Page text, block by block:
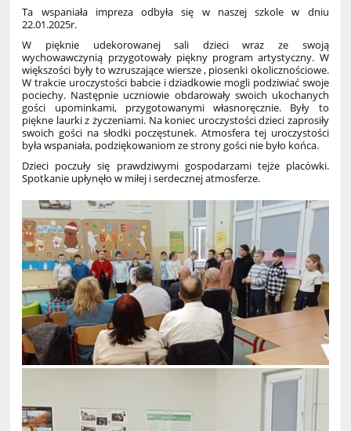
Ta wspaniała impreza odbyła się w naszej szkole w dniu
22.01.2025r.
W pięknie udekorowanej sali dzieci wraz ze swoją
wychowawczynią przygotowały piękny program artystyczny. W
większości były to wzruszające wiersze , piosenki okolicznościowe.
W trakcie uroczystości babcie i dziadkowie mogli podziwiać swoje
pociechy. Następnie uczniowie obdarowały swoich ukochanych
gości upominkami, przygotowanymi własnoręcznie. Były to
piękne laurki z życzeniami. Na koniec uroczystości dzieci zaprosiły
swoich gości na słodki poczęstunek. Atmosfera tej uroczystości
była wspaniała, podziękowaniom ze strony gości nie było końca.
Dzieci poczuły się prawdziwymi gospodarzami tejże placówki.
Spotkanie upłynęło w miłej i serdecznej atmosferze.